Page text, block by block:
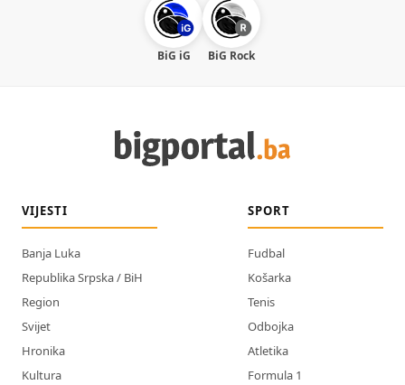
BiG iG BiG Rock
VIJESTI
Banja Luka
Republika Srpska / BiH
Region
Svijet
Hronika
Kultura
SPORT
Fudbal
Košarka
Tenis
Odbojka
Atletika
Formula 1